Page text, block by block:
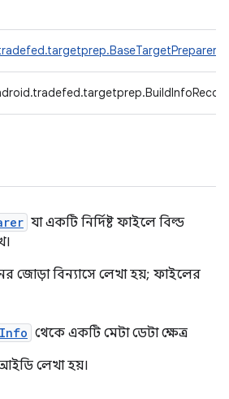
যা একটি নির্দিষ্ট ফাইলে বিল্ড
জোড়া বিন্যাসে লেখা হয়; ফাইলের
থেকে একটি মেটা ডেটা ক্ষেত্র
আইডি লেখা হয়।